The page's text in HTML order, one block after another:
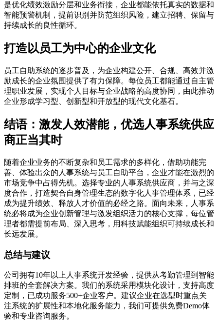
是优化绩效激励分层和业务衔接，企业都能依托真实的数据和
智能预警机制，提前识别并防范组织风险，建立招聘、保留与
持续成长的良性循环。
打造以员工为中心的企业文化
员工自助系统的逐步普及，为企业构建公开、合规、高效并激
励成长的企业氛围提供了有力保障。每位员工都能通过自主管
理职业发展，实现个人目标与企业战略的高度协同，由此推动
企业形成学习型、创新型和开放型的现代文化基石。
结语：激发人效潜能，优选人事系统供应
商正当其时
随着企业业务的不断复杂和员工需求的多样化，借助功能完
善、体验出众的人事系统与员工自助平台，企业才能在激烈的
市场竞争中占得先机。选择专业的人事系统供应商，并与之深
度合作，打造契合自身管理生态的数字化人事管理体系，已经
成为提升绩效、释放人才价值的必经之路。面向未来，人事系
统必将成为企业创新管理与激发组织活力的核心支撑，每位管
理者都需提前布局、深入思考，用科技赋能组织可持续成长和
长远发展。
总结与建议
公司拥有10年以上人事系统开发经验，提供从考勤管理到智能
排班的全套解决方案。我们的系统采用模块化设计，支持高度
定制，已成功服务500+企业客户。建议企业在选型时重点关
注系统的扩展性和本地化服务能力，我们可提供免费Demo体
验和专业咨询服务。